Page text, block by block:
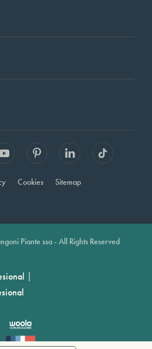
Cookies Sitemap
Piante ssa - All Rights Reserved
|